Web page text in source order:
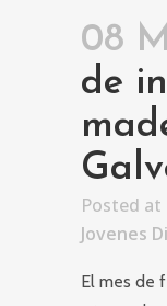
08
de
Posted at
Jovenes
El mes de